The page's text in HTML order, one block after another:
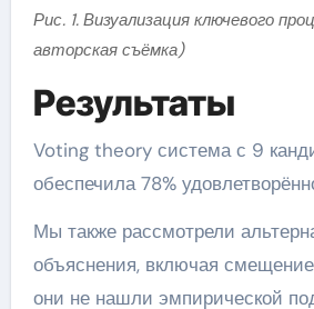
Рис. 1. Визуализация ключевого
авторская съёмка)
Результаты
Voting theory система с 9
обеспечила 78%
Мы также рассмотрели
объяснения, включая
они не нашли эмпирической